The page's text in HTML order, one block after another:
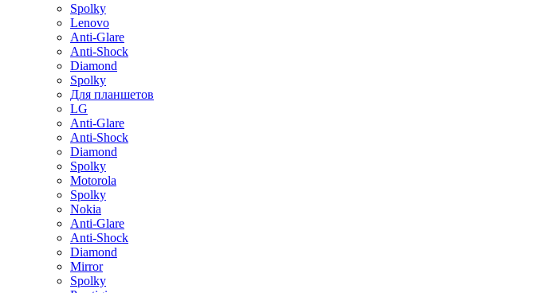
Spolky
Lenovo
Anti-Glare
Anti-Shock
Diamond
Spolky
Для планшетов
LG
Anti-Glare
Anti-Shock
Diamond
Spolky
Motorola
Spolky
Nokia
Anti-Glare
Anti-Shock
Diamond
Mirror
Spolky